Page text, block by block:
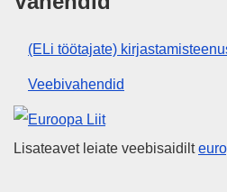
(ELi töötajate)
Veebivahendid
Euroopa Liit
Lisateavet leiate veebisaidilt